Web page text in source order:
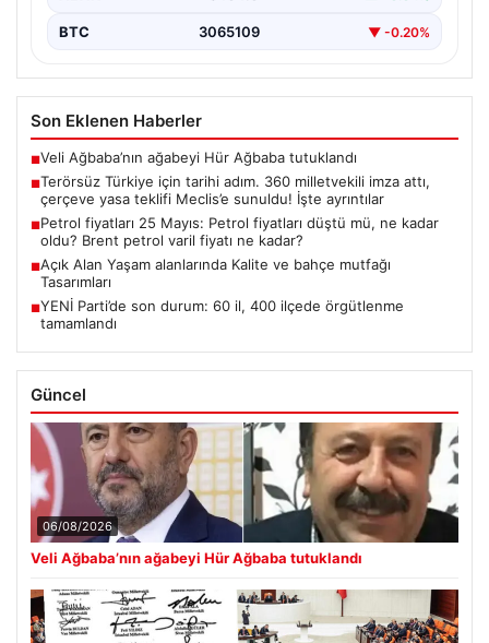
BTC 3065109 ▼ -0.20%
Son Eklenen Haberler
■Veli Ağbaba’nın ağabeyi Hür Ağbaba tutuklandı
■Terörsüz Türkiye için tarihi adım. 360 milletvekili imza attı,
çerçeve yasa teklifi Meclis’e sunuldu! İşte ayrıntılar
■Petrol fiyatları 25 Mayıs: Petrol fiyatları düştü mü, ne kadar
oldu? Brent petrol varil fiyatı ne kadar?
■Açık Alan Yaşam alanlarında Kalite ve bahçe mutfağı
Tasarımları
■YENİ Parti’de son durum: 60 il, 400 ilçede örgütlenme
tamamlandı
Güncel
06/08/2026
Veli Ağbaba’nın ağabeyi Hür Ağbaba tutuklandı